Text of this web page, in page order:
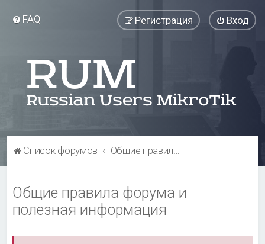
FAQ Вход
Регистрация
Список форумов Общие правила форума и полезная информация
Общие правила форума и
полезная информация